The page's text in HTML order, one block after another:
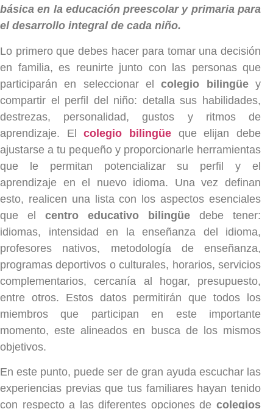
básica en la educación preescolar y primaria para
el desarrollo integral de cada niño.
Lo primero que debes hacer para tomar una decisión
en familia, es reunirte junto con las personas que
participarán en seleccionar elcolegio bilingüey
compartir el perfil del niño: detalla sus habilidades,
destrezas, personalidad, gustos y ritmos de
aprendizaje. Elcolegio bilingüe que elijan debe
ajustarse a tu pequeño y proporcionarle herramientas
que le permitan potencializar su perfil y el
aprendizaje en el nuevo idioma. Una vez definan
esto, realicen una lista con los aspectos esenciales
que el centro educativo bilingüe debe tener:
idiomas, intensidad en la enseñanza del idioma,
profesores nativos, metodología de enseñanza,
programas deportivos o culturales, horarios, servicios
complementarios, cercanía al hogar, presupuesto,
entre otros. Estos datos permitirán que todos los
miembros que participan en este importante
momento, este alineados en busca de los mismos
objetivos.
En este punto, puede ser de gran ayuda escuchar las
experiencias previas que tus familiares hayan tenido
con respecto a las diferentes opciones de colegios